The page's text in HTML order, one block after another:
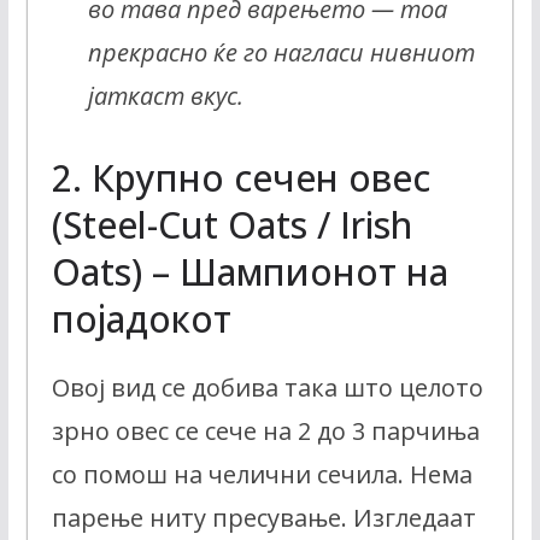
во тава пред варењето — тоа
прекрасно ќе го нагласи нивниот
јаткаст вкус.
2. Крупно сечен овес
(Steel-Cut Oats / Irish
Oats) – Шампионот на
појадокот
Овој вид се добива така што целото
зрно овес се сече на 2 до 3 парчиња
со помош на челични сечила. Нема
парење ниту пресување. Изгледаат